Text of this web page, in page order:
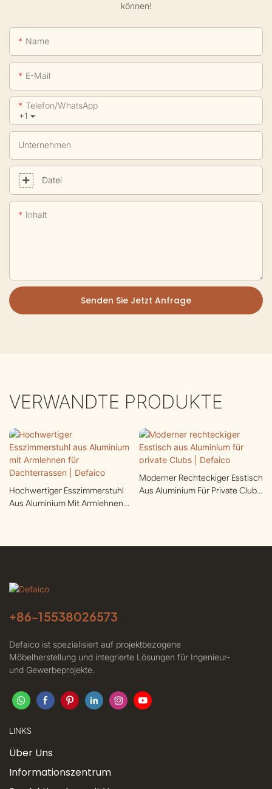
können!
Name
E-Mail
+1
Telefon/WhatsApp
Unternehmen
Datei
Inhalt
Senden Sie Jetzt Anfrage
VERWANDTE PRODUKTE
Hochwertiger Esszimmerstuhl
Aus Aluminium Mit Armlehnen
Moderner Rechteckiger Esstisch
Aus Aluminium Für Private Clubs
+86-15538026573
Defaico ist spezialisiert auf projektbezogene
Möbelherstellung und integrierte Lösungen für Ingenieur-
und Gewerbeprojekte.
LINKS
Über Uns
Informationszentrum